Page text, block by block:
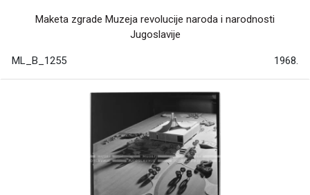
Maketa zgrade Muzeja revolucije naroda i narodnosti
Jugoslavije
ML_B_1255 1968.